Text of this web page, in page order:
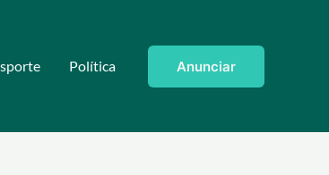
Política Anunciar